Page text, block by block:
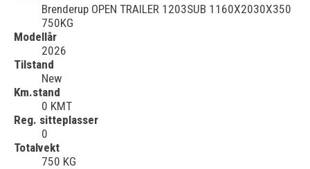
Brenderup OPEN TRAILER 1203SUB 1160X2030X350
750KG
Modellår
2026
Tilstand
New
Km.stand
0 KMT
Reg. sitteplasser
0
Totalvekt
750 KG